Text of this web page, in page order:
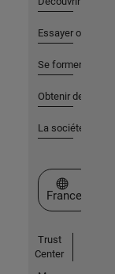
Essayer ou
Se former
Obtenir de l'aide
La société
France
Trust
Center